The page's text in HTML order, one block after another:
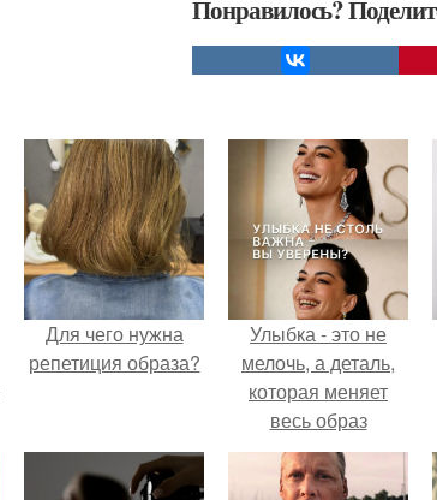
Понравилось?
Для чего нужна
репетиция образа?
Улыбка - это не
мелочь, а деталь,
которая меняет
весь образ
человека.